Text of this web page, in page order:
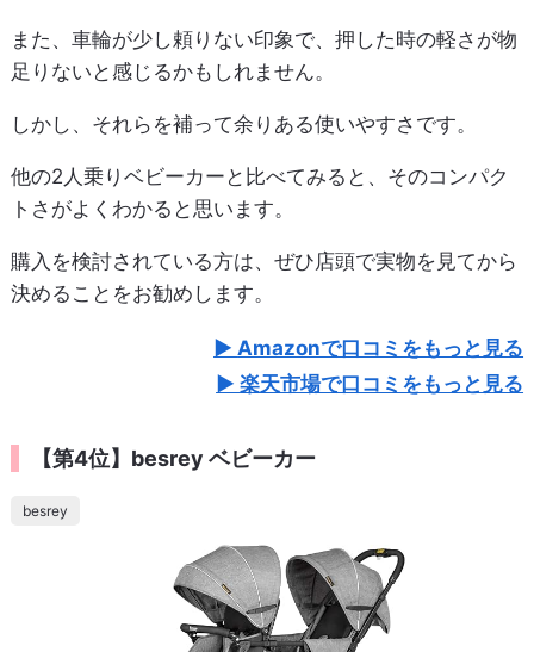
また、車輪が少し頼りない印象で、押した時の軽さが物
足りないと感じるかもしれません。
しかし、それらを補って余りある使いやすさです。
他の2人乗りベビーカーと比べてみると、そのコンパク
トさがよくわかると思います。
購入を検討されている方は、ぜひ店頭で実物を見てから
決めることをお勧めします。
Amazonで口コミをもっと見る
楽天市場で口コミをもっと見る
【第4位】besrey ベビーカー
besrey